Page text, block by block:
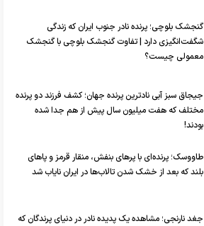
گنجشک بلوچی؛ پرنده نادر جنوب ایران که زندگی
شگفت‌انگیزی دارد | تفاوت گنجشک بلوچی با گنجشک
معمولی چیست؟
جیجاق سبز آبی نادترین پرنده جهان؛ کشف فرزند دو پرنده
مختلف که هفت میلیون سال پیش از هم جدا شده
بودند!
طاووسک؛ پرنده‌ای با پرهای بنفش، منقار قرمز و پاهای
بلند که بعد از خشک شدن تالاب‌ها در ایران نایاب شد
جغد نارنجی؛ مشاهده یک پدیده نادر در دنیای پرندگان که